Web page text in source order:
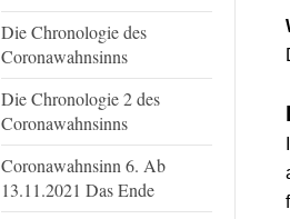
Die Chronologie des
Coronawahnsinns
Die Chronologie 2 des
Coronawahnsinns
Coronawahnsinn 6. Ab
13.11.2021 Das Ende